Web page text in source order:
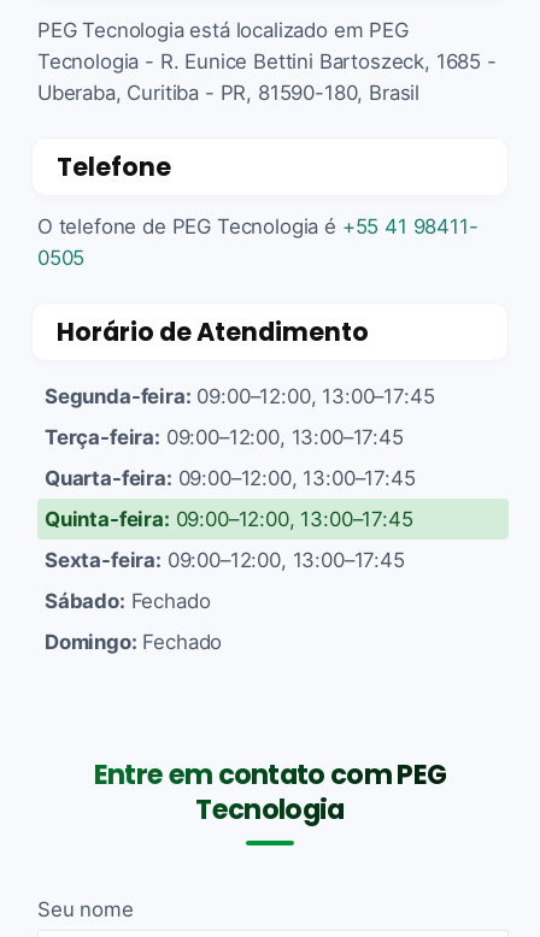
PEG Tecnologia está localizado em PEG
Tecnologia - R. Eunice Bettini Bartoszeck, 1685 -
Uberaba, Curitiba - PR, 81590-180, Brasil
Telefone
O telefone de PEG Tecnologia é +55 41 98411-
0505
Horário de Atendimento
Segunda-feira: 09:00–12:00, 13:00–17:45
Terça-feira: 09:00–12:00, 13:00–17:45
Quarta-feira: 09:00–12:00, 13:00–17:45
Quinta-feira: 09:00–12:00, 13:00–17:45
Sexta-feira: 09:00–12:00, 13:00–17:45
Sábado: Fechado
Domingo: Fechado
Entre em contato com PEG
Tecnologia
Seu nome